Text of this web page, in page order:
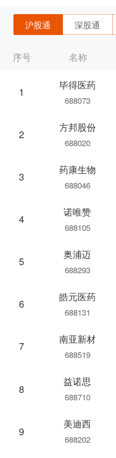
沪股通 深股通
序号 名称
1
毕得医药
688073
2
方邦股份
688020
3
药康生物
688046
4
诺唯赞
688105
5
奥浦迈
688293
6
皓元医药
688131
7
南亚新材
688519
8
益诺思
688710
9
美迪西
688202